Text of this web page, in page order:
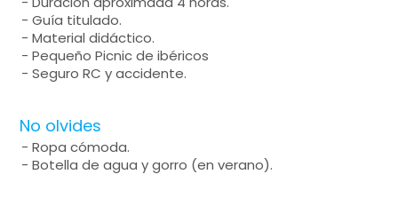
- Guía titulado.
- Material didáctico.
- Pequeño Picnic de ibéricos
- Seguro RC y accidente.
No olvides
- Ropa cómoda.
- Botella de agua y gorro (en verano).